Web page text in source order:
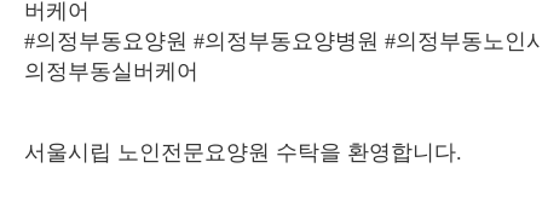
버케어
#의정부동요양원 #의정부동요양병원 #의정부동노인
의정부동실버케어
서울시립 노인전문요양원 수탁을 환영합니다.